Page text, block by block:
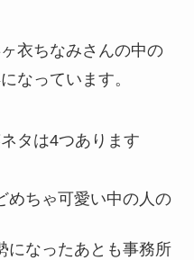
衣ちなみさんの中の
なっています。
タは4つあります
めちゃ可愛い中の人の
になったあとも事務所